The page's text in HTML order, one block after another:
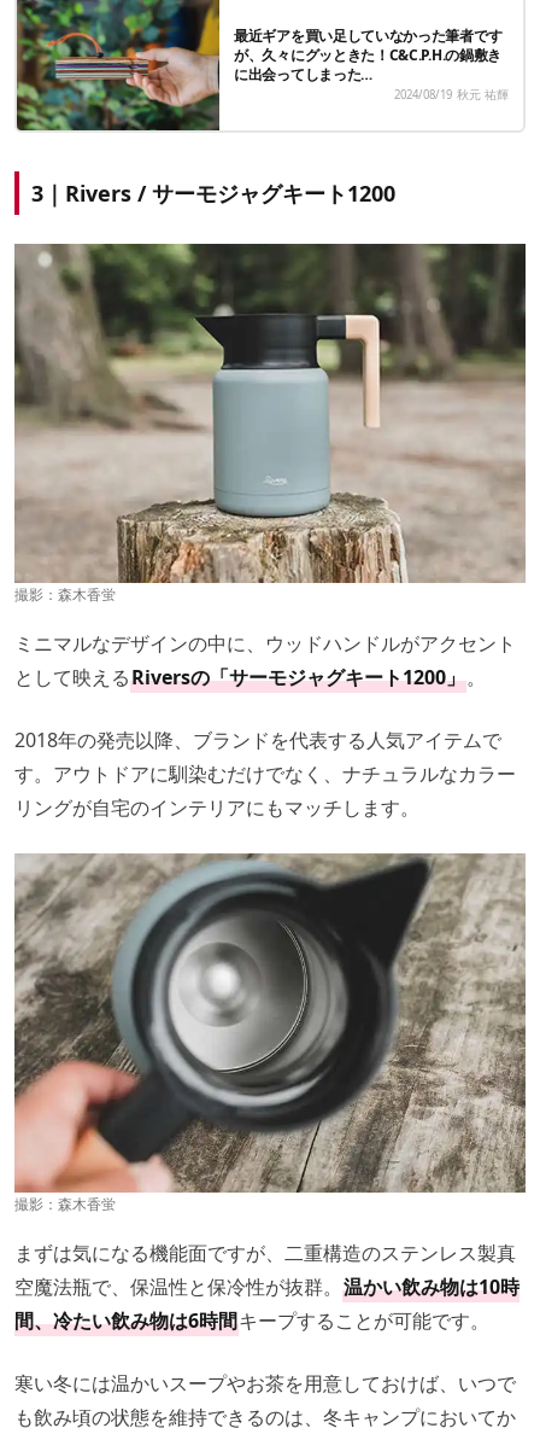
最近ギアを買い足していなかった筆者です
が、久々にグッときた！C&C.P.H.の鍋敷き
に出会ってしまった…
2024/08/19 秋元 祐輝
3｜Rivers / サーモジャグキート1200
撮影： 森木香蛍
ミニマルなデザインの中に、ウッドハンドルがアクセント
として映えるRiversの「サーモジャグキート1200」。
2018年の発売以降、ブランドを代表する人気アイテムで
す。アウトドアに馴染むだけでなく、ナチュラルなカラー
リングが自宅のインテリアにもマッチします。
撮影：森木香蛍
まずは気になる機能面ですが、二重構造のステンレス製真
空魔法瓶で、保温性と保冷性が抜群。 温かい飲み物は10時
間、冷たい飲み物は6時間キープすることが可能です。
寒い冬には温かいスープやお茶を用意しておけば、いつで
も飲み頃の状態を維持できるのは、冬キャンプにおいてか